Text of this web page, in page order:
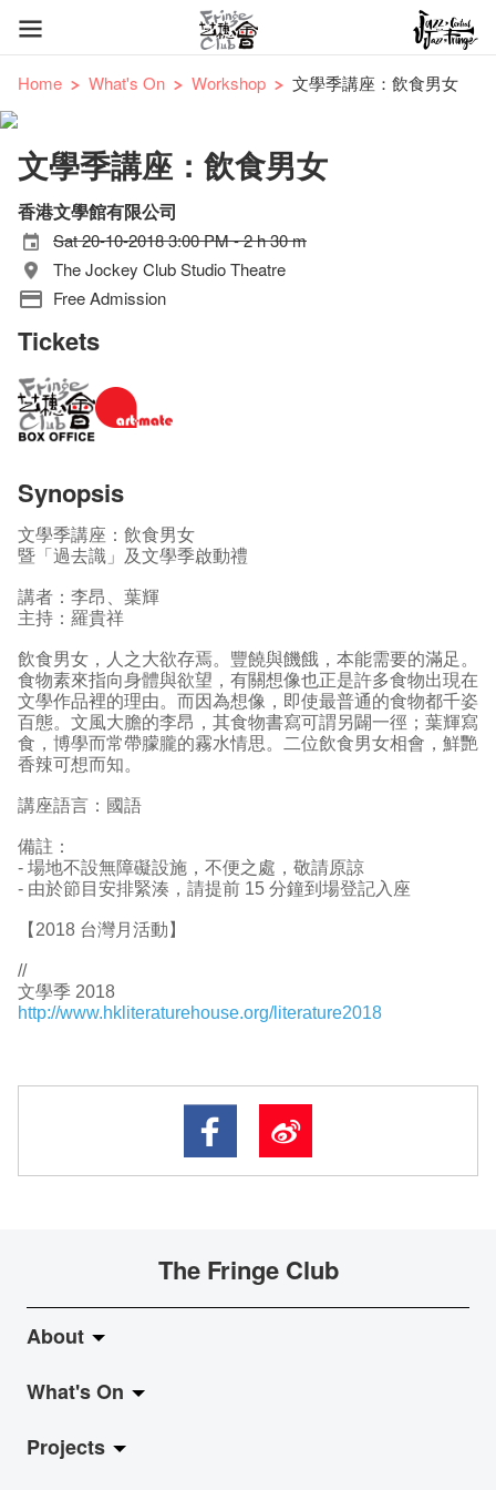
Home What's On Workshop 文學季講座：飲食男女
文學季講座：飲食男女
香港文學館有限公司
Sat 20-10-2018 3:00 PM - 2 h 30 m
The Jockey Club Studio Theatre
Free Admission
Tickets
Synopsis
文學季講座：飲食男女
暨「過去識」及文學季啟動禮
講者：李昂、葉輝
主持：羅貴祥
飲食男女，人之大欲存焉。豐饒與饑餓，本能需要的滿足。
食物素來指向身體與欲望，有關想像也正是許多食物出現在
文學作品裡的理由。而因為想像，即使最普通的食物都千姿
百態。文風大膽的李昂，其食物書寫可謂另闢一徑；葉輝寫
食，博學而常帶朦朧的霧水情思。二位飲食男女相會，鮮艷
香辣可想而知。
講座語言：國語
備註：
- 場地不設無障礙設施，不便之處，敬請原諒
- 由於節目安排緊湊，請提前 15 分鐘到場登記入座
【2018 台灣月活動】
//
文學季 2018
http://www.hkliteraturehouse.org/literature2018
The Fringe Club
About
About Fringe Club
Fringe Evolution
What's On
LiveMusic
Projects